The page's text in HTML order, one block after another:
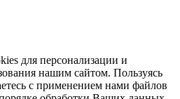
для персонализации и
нашим сайтом. Пользуясь
с применением нами файлов